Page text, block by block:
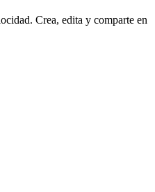
Crea, edita y comparte en